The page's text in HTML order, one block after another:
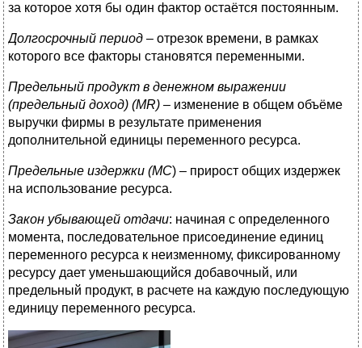
за которое хотя бы один фактор остаётся постоянным.
Долгосрочный период – отрезок времени, в рамках
которого все факторы становятся переменными.
Предельный продукт в денежном выражении
(предельный доход) (MR) – изменение в общем объёме
выручки фирмы в результате применения
дополнительной единицы переменного ресурса.
Предельные издержки (МС) – прирост общих издержек
на использование ресурса.
Закон убывающей отдачи: начиная с определенного
момента, последовательное присоединение единиц
переменного ресурса к неизменному, фиксированному
ресурсу дает уменьшающийся добавочный, или
предельный продукт, в расчете на каждую последующую
единицу переменного ресурса.